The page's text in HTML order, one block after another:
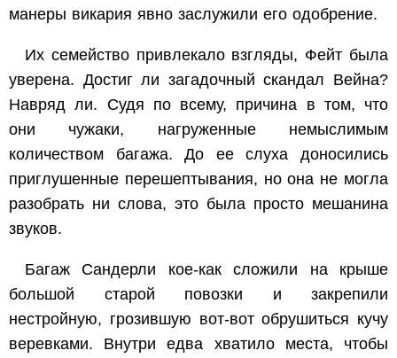
манеры викария явно заслужили его одобрение.
Их семейство привлекало взгляды, Фейт была
уверена. Достиг ли загадочный скандал Вейна?
Навряд ли. Судя по всему, причина в том, что
они чужаки, нагруженные немыслимым
количеством багажа. До ее слуха доносились
приглушенные перешептывания, но она не могла
разобрать ни слова, это была просто мешанина
звуков.
Багаж Сандерли кое-как сложили на крыше
большой старой повозки и закрепили
нестройную, грозившую вот-вот обрушиться кучу
веревками. Внутри едва хватило места, чтобы